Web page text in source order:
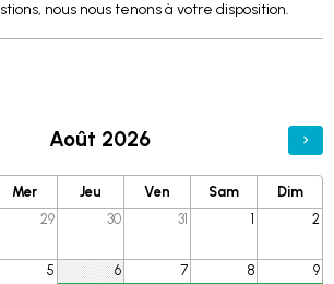
nous nous tenons à votre disposition.
Août 2026
Mer Jeu Ven Sam
Dim
29 30 31 1 2
5 6 7 8 9